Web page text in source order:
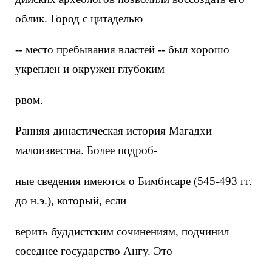
облик. Город с цитаделью
-- место пребывания властей -- был хорошо
укреплен и окружен глубоким
рвом.
Ранняя династическая история Магадхи
малоизвестна. Более подроб-
ные сведения имеются о Бимбисаре (545-493 гг.
до н.э.), который, если
верить буддистским сочинениям, подчинил
соседнее государство Ангу. Это